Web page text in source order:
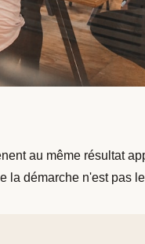
au même résultat
la démarche n'est pas